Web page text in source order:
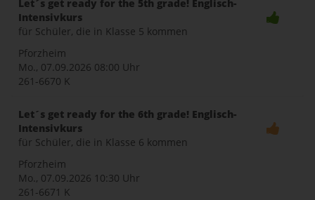
Let´s get ready for the 5th grade! Englisch-
Intensivkurs
für Schüler, die in Klasse 5 kommen
Pforzheim
Mo., 07.09.2026 08:00 Uhr
261-6670 K
Let´s get ready for the 6th grade! Englisch-
Intensivkurs
für Schüler, die in Klasse 6 kommen
Pforzheim
Mo., 07.09.2026 10:30 Uhr
261-6671 K